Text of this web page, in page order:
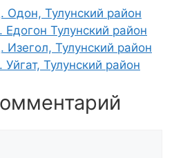
Одон, Тулунский район
Тулунский район
Тулунский район
Тулунский район